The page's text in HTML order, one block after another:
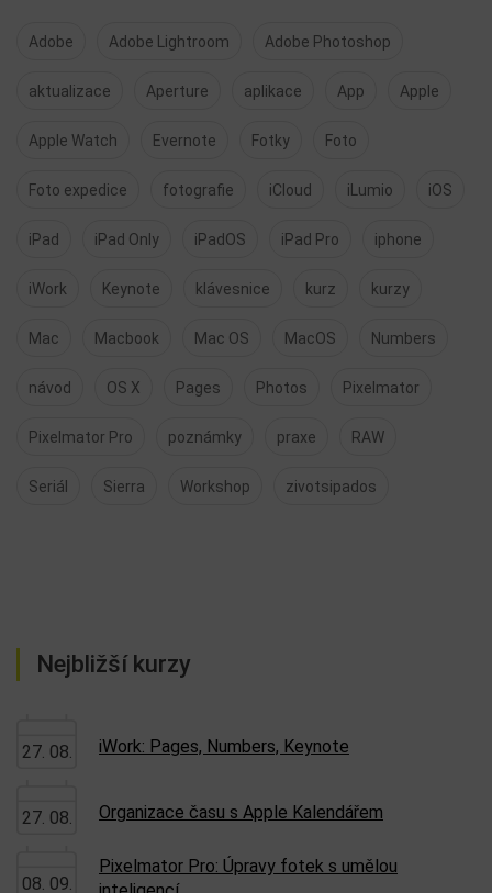
Adobe Adobe Lightroom Adobe Photoshop
aktualizace Aperture aplikace App Apple
Apple Watch Evernote Fotky Foto
Foto expedice fotografie iCloud iLumio iOS
iPad iPad Only iPadOS iPad Pro iphone
iWork Keynote klávesnice kurz kurzy
Mac Macbook Mac OS MacOS Numbers
návod OS X Pages Photos Pixelmator
Pixelmator Pro poznámky praxe RAW
Seriál Sierra Workshop zivotsipados
Nejbližší kurzy
27. 08. iWork: Pages, Numbers, Keynote
27. 08. Organizace času s Apple Kalendářem
08. 09.
Pixelmator Pro: Úpravy fotek s umělou